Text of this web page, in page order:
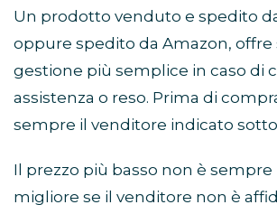
Un prodotto venduto e spedito
oppure spedito da Amazon, offre
gestione più semplice in caso di
assistenza o reso. Prima di
sempre il venditore indicato sotto
Il prezzo più basso non è sempre
migliore se il venditore non è